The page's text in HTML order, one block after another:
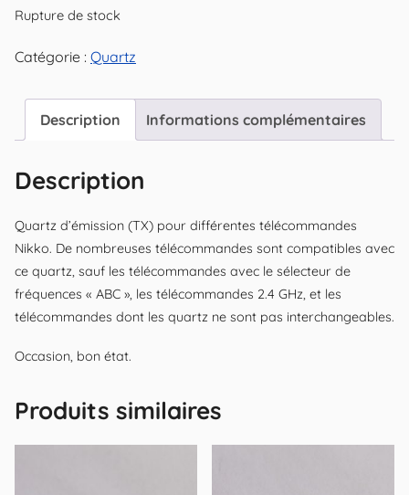
Rupture de stock
Catégorie : Quartz
Description Informations complémentaires
Description
Quartz d’émission (TX) pour différentes télécommandes
Nikko. De nombreuses télécommandes sont compatibles avec
ce quartz, sauf les télécommandes avec le sélecteur de
fréquences « ABC », les télécommandes 2.4 GHz, et les
télécommandes dont les quartz ne sont pas interchangeables.
Occasion, bon état.
Produits similaires